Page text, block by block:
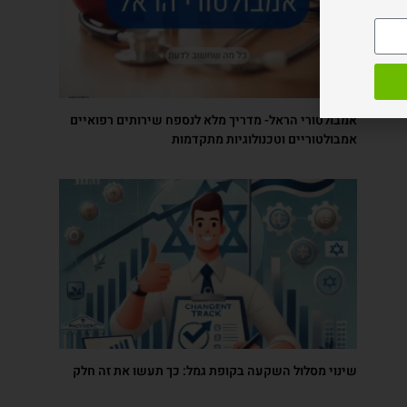
אמבולטורי הראל- מדריך מלא לנספח שירותים רפואיים
אמבולטוריים וטכנולוגיות מתקדמות
שינוי מסלול השקעה בקופת גמל: כך תעשו את זה חלק